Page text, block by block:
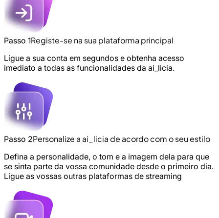
Passo 1Registe-se na sua plataforma principal
Ligue a sua conta em segundos e obtenha acesso
imediato a todas as funcionalidades da ai_licia.
Passo 2Personalize a ai_licia de acordo com o seu estilo
Defina a personalidade, o tom e a imagem dela para que
se sinta parte da vossa comunidade desde o primeiro dia.
Ligue as vossas outras plataformas de streaming